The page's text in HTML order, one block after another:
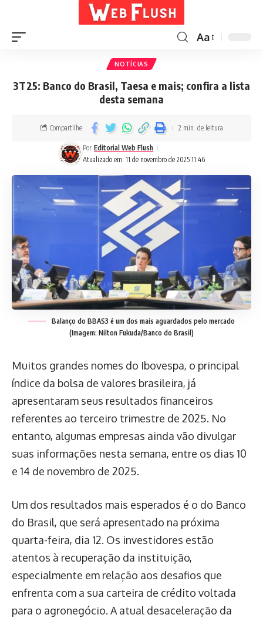
Aa
NOTÍCIAS
3T25: Banco do Brasil, Taesa e mais; confira a lista
desta semana
Atualizado em: 11 de novembro de 2025 11:46
Por Editorial Web Flush
Compartilhe 2 min. de leitura
Balanço do BBAS3 é um dos mais aguardados pelo mercado
(Imagem: Nilton Fukuda/Banco do Brasil)
Muitos grandes nomes do Ibovespa, o principal
índice da bolsa de valores brasileira, já
apresentaram seus resultados financeiros
referentes ao terceiro trimestre de 2025. No
entanto, algumas empresas ainda vão divulgar
suas informações nesta semana, entre os dias 10
e 14 de novembro de 2025.
Um dos resultados mais esperados é o do Banco
do Brasil, que será apresentado na próxima
quarta-feira, dia 12. Os investidores estão
atentos à recuperação da instituição,
especialmente em relação aos desafios que
enfrenta com a sua carteira de crédito voltada
para o agronegócio. A atual desaceleração da